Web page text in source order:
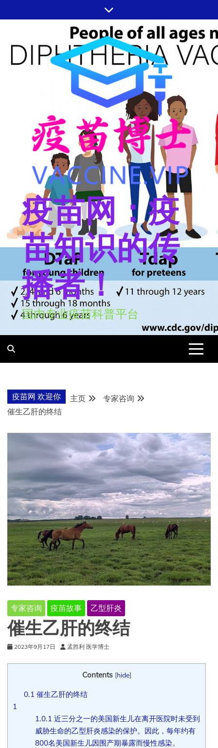
至
疫苗网：疫
苗知识的传
播者！
国内专业疫苗科普平台
疫苗网 欢迎你 主页
专家咨询
催生乙肝的终结
专家咨询 疫苗故事 乙型肝炎
催生乙肝的终结
2023年9月17日 孟胜利 医学博士
Contents [hide]
0.1 催生乙肝的终结
1
1.0.1 近三分之一的美国新生儿在离开医院时未受到
威胁生命的乙型肝炎感染的保护。因此，每年约有
800名美国新生儿因围产期暴露而慢性感染。